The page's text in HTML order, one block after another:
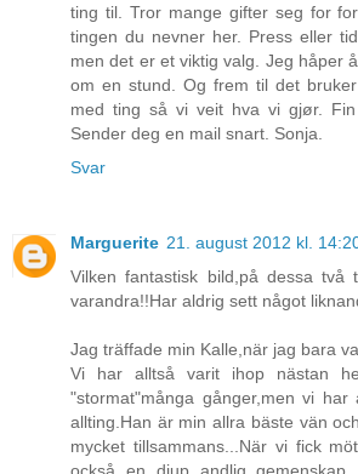
ting til. Tror mange gifter seg for
tingen du nevner her. Press eller
men det er et viktig valg. Jeg håper
om en stund. Og frem til det
med ting så vi veit hva vi gjør.
Sender deg en mail snart. Sonja.
Svar
Marguerite 21. august 2012 kl.
Vilken fantastisk bild,på dessa två
varandra!!Har aldrig sett något
Jag träffade min Kalle,när jag bara
Vi har alltså varit ihop nästan
"stormat"många gånger,men vi
allting.Han är min allra bäste vän
mycket tillsammans...När vi fick